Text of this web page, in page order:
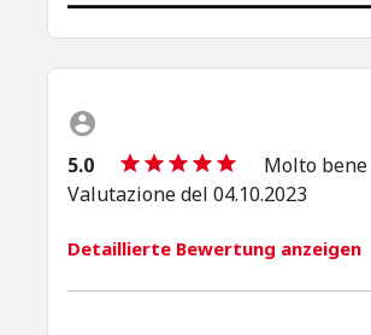
5.0
Molto bene
Valutazione del 04.10.2023
Detaillierte Bewertung anzeigen